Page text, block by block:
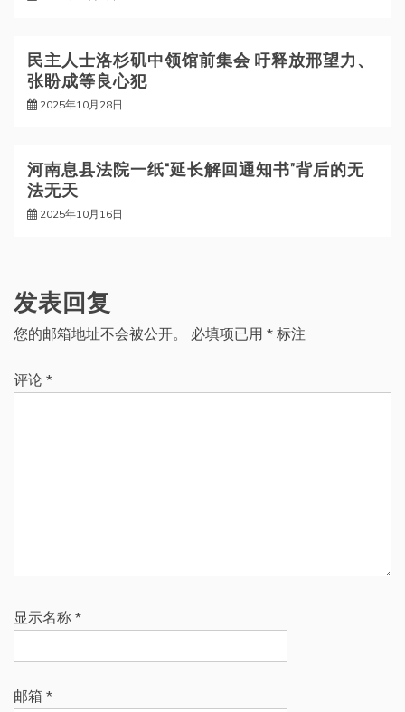
民主人士洛杉矶中领馆前集会 吁释放邢望力、
张盼成等良心犯
2025年10月28日
河南息县法院一纸“延长解回通知书”背后的无
法无天
2025年10月16日
发表回复
您的邮箱地址不会被公开。 必填项已用 * 标注
评论 *
显示名称 *
邮箱 *